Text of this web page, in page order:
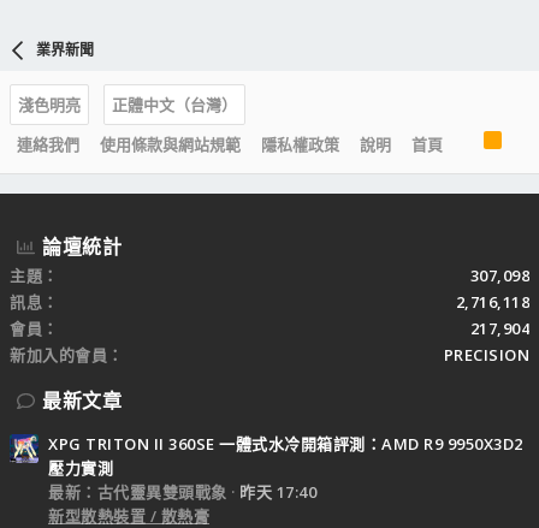
業界新聞
淺色明亮
正體中文（台灣）
連絡我們
使用條款與網站規範 隱私權政策 說明 首頁
S
論壇統計
主題
307,098
訊息
2,716,118
會員
217,904
新加入的會員
PRECISION
最新文章
XPG TRITON II 360SE 一體式水冷開箱評測：AMD R9 9950X3D2
壓力實測
最新：古代靈異雙頭戰象
昨天 17:40
新型散熱裝置 / 散熱膏